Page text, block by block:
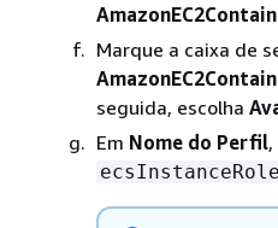
Marque a caixa de
seguida, escolha
Em Nome do Perfil
ecsInstanceRole